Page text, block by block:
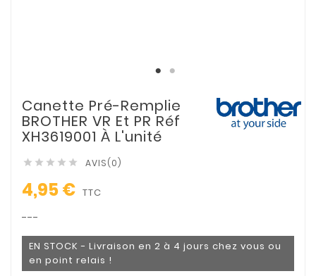
Canette Pré-Remplie
BROTHER VR Et PR Réf
XH3619001 À L'unité
     AVIS(0)
4,95 € TTC
---
EN STOCK - Livraison en 2 à 4 jours chez vous ou
en point relais !